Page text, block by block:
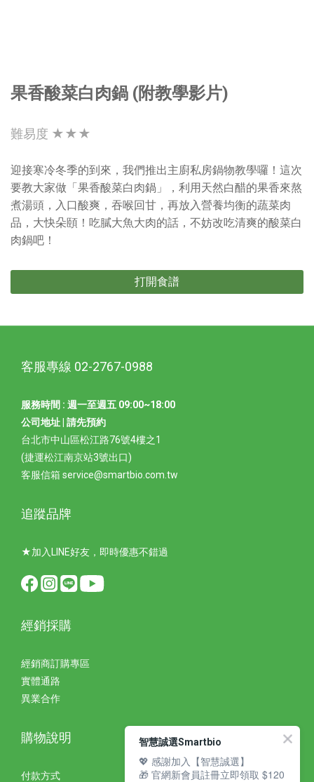
果香酸菜白肉鍋 (附教學影片)
難易度 ★★★
迎接寒冷冬季的到來，我們推出主廚私房鍋物教學囉！這次
要教大家做「果香酸菜白肉鍋」，利用天然白醋的果香來熬
煮湯頭，入口酸爽，吞喉回甘，再放入營養均衡的蔬菜肉
品，大快朵頤！吃膩大魚大肉的話，不妨改吃清爽的酸菜白
肉鍋吧！
打開食譜
客服專線 02-2767-0988
服務時間 : 週一至週五 09:00~18:00
公司地址 | 請先預約
台北市中山區松江路76號4樓之1
(捷運松江南京站3號出口)
客服信箱 service@smartbio.com.tw
追蹤品牌
★加入LINE好友，即時優惠不錯過
經銷採購
經銷商訂購專區
實體通路
異業合作
購物說明
付款方式
智慧誠選Smartbio
💖 感謝加入【智慧誠選】
🎁 官網新會員註冊立即領取 $120